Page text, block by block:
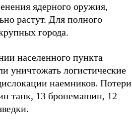
ядерного оружия,
растут. Для полного
города.
населенного пункта
уничтожать логистические
наемников. Потери
танк, 13 бронемашин, 12